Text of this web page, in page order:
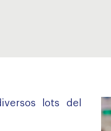
lots del